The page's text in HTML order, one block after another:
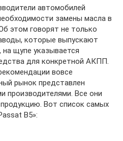
автомобилей
замены масла в
этом говорят не только
которые выпускают
на щупе указывается
для конкретной АКПП.
вовсе
рынок представлен
производителями. Все они
Вот список самых
B5»: